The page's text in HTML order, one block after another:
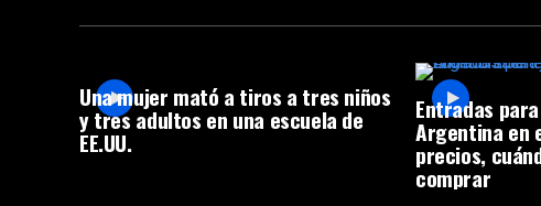
Una mujer mató a tiros a tres niños
y tres adultos en una escuela de
EE.UU.
Entradas
Argentina en
precios,
comprar